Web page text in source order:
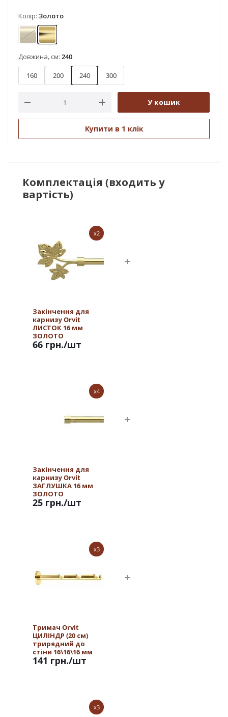
Колір: Золото
АнтикЗолото
Довжина, см:240
160 200 240 300
У кошик
Купити в 1 клік
Комплектація (входить у
вартість)
x2
Закінчення для
карнизу Orvit
ЛИСТОК 16 мм
ЗОЛОТО
66 грн./шт
x4
Закінчення для
карнизу Orvit
ЗАГЛУШКА 16 мм
ЗОЛОТО
25 грн./шт
x3
Тримач Orvit
ЦИЛІНДР (20 см)
трирядний до
стіни 16\16\16 мм
ЗОЛОТО
141 грн./шт
x3